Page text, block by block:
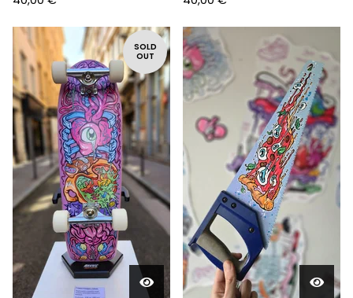
SOLD
OUT